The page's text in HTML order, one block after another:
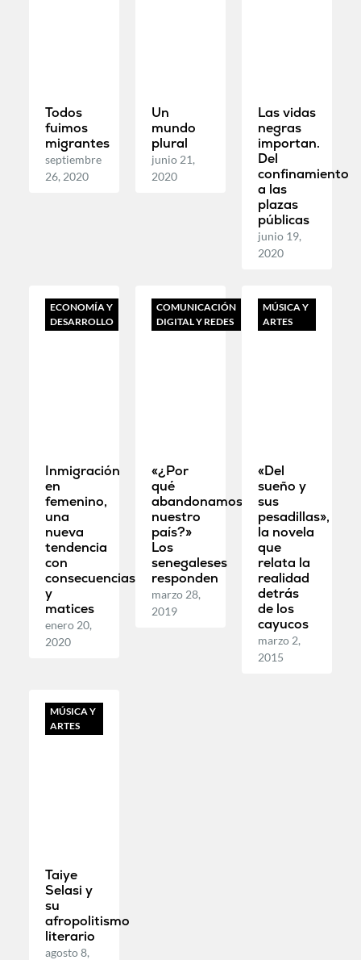
Todos
fuimos
migrantes
septiembre
26, 2020
Un
mundo
plural
junio 21,
2020
Las vidas
negras
importan.
Del
confinamiento
a las
plazas
públicas
junio 19,
2020
ECONOMÍA Y
DESARROLLO
Inmigración
en
femenino,
una
nueva
tendencia
con
consecuencias
y
matices
enero 20,
2020
COMUNICACIÓN
DIGITAL Y REDES
«¿Por
qué
abandonamos
nuestro
país?»
Los
senegaleses
responden
marzo 28,
2019
MÚSICA Y
ARTES
«Del
sueño y
sus
pesadillas»,
la novela
que
relata la
realidad
detrás
de los
cayucos
marzo 2,
2015
MÚSICA Y
ARTES
Taiye
Selasi y
su
afropolitismo
literario
agosto 8,